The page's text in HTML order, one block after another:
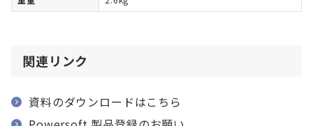
関連リンク
資料のダウンロードはこちら